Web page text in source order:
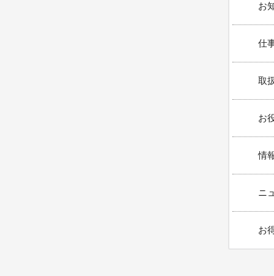
お
仕
取
お
情
ニ
お